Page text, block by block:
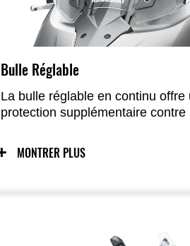
Bulle Réglable
La bulle réglable en continu offre
protection supplémentaire contre
panneaux latéraux, et peut être
ajustée en hauteur depuis la selle.
MONTRER PLUS